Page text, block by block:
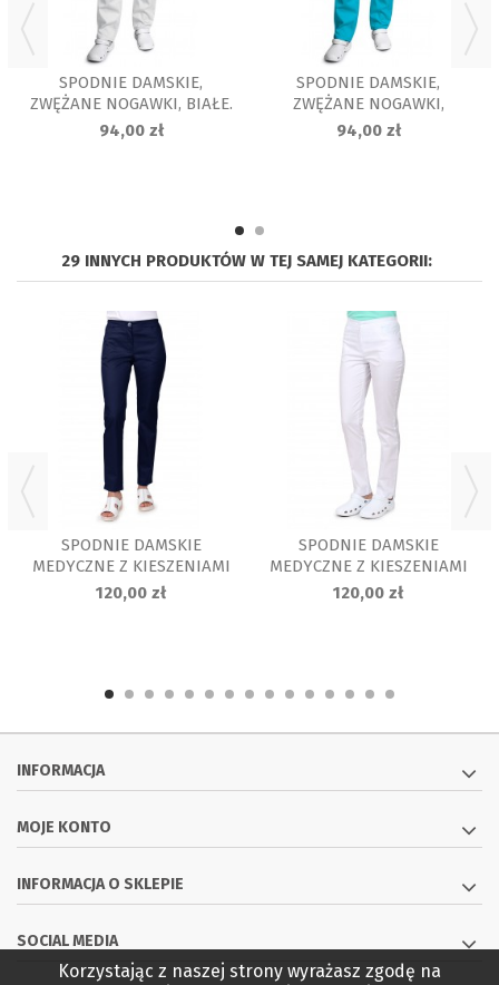
SPODNIE DAMSKIE,
ZWĘŻANE NOGAWKI, BIAŁE.
UN121
94,00 zł
SPODNIE DAMSKIE,
ZWĘŻANE NOGAWKI,
LAZUROWE UN121
94,00 zł
29 INNYCH PRODUKTÓW W TEJ SAMEJ KATEGORII:
SPODNIE DAMSKIE
MEDYCZNE Z KIESZENIAMI
Z ELASTANEM,...
120,00 zł
SPODNIE DAMSKIE
MEDYCZNE Z KIESZENIAMI
Z ELASTANEM, BIAŁE
120,00 zł
INFORMACJA
MOJE KONTO
INFORMACJA O SKLEPIE
SOCIAL MEDIA
Korzystając z naszej strony wyrażasz zgodę na